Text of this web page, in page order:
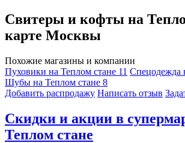
Свитеры и кофты на
карте Москвы
Похожие магазины и компании
Пуховики на Теплом стане 11 Спецодежда
Шубы на Теплом стане 8
Добавить раcпродажу Написать отзыв
Скидки и акции в
Теплом стане